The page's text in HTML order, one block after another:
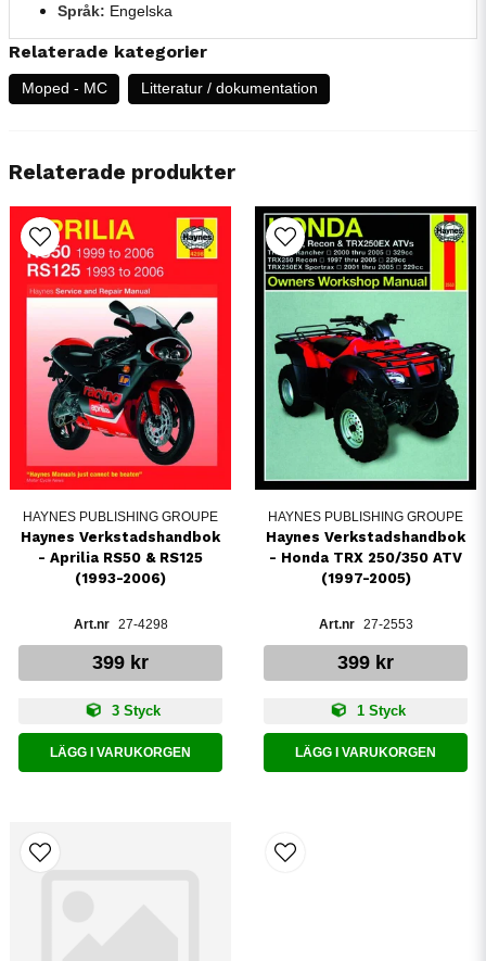
Språk: Engelska
Relaterade kategorier
Moped - MC Litteratur / dokumentation
Relaterade produkter
HAYNES PUBLISHING GROUPE
Haynes Verkstadshandbok
- Aprilia RS50 & RS125
(1993-2006)
27-4298
399 kr
3 Styck
LÄGG I VARUKORGEN
HAYNES PUBLISHING GROUPE
Haynes Verkstadshandbok
- Honda TRX 250/350 ATV
(1997-2005)
27-2553
399 kr
1 Styck
LÄGG I VARUKORGEN